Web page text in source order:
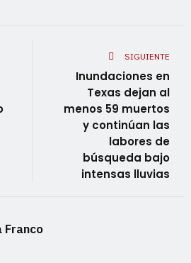
SIGUIENTE
Inundaciones en
Texas dejan al
menos 59 muertos
y continúan las
labores de
búsqueda bajo
intensas lluvias
Franco